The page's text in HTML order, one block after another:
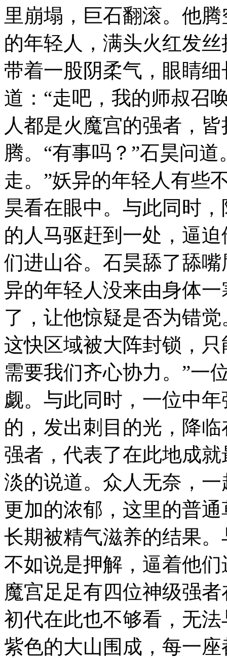
里崩塌，巨石翻滚。他
的年轻人，满头火红发
带着一股阴柔气，眼睛
道：“走吧，我的师叔召
人都是火魔宫的强者，
腾。“有事吗？”石昊问
走。”妖异的年轻人有些
昊看在眼中。与此同时
的人马驱赶到一处，逼
们进山谷。石昊舔了舔
异的年轻人没来由身体
了，让他惊疑是否为错
这快区域被大阵封锁，
需要我们齐心协力。”一
觑。与此同时，一位中
的，发出刺目的光，降
强者，代表了在此地成
淡的说道。众人无奈，
更加的浓郁，这里的普
长期被精气滋养的结果
不如说是押解，逼着他
魔宫足足有四位神级强
初代在此也不够看，无
紫色的大山围成，每一